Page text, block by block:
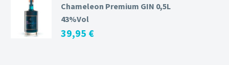
Chameleon Premium GIN 0,5L
43%Vol
39,95 €